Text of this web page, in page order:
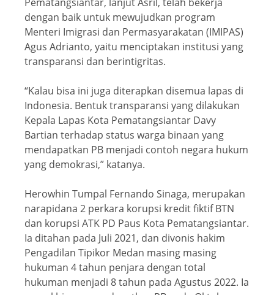
dengan baik untuk mewujudkan program
Menteri Imigrasi dan Permasyarakatan (IMIPAS)
Agus Adrianto, yaitu menciptakan institusi yang
transparansi dan berintigritas.
“Kalau bisa ini juga diterapkan disemua lapas di
Indonesia. Bentuk transparansi yang dilakukan
Kepala Lapas Kota Pematangsiantar Davy
Bartian terhadap status warga binaan yang
mendapatkan PB menjadi contoh negara hukum
yang demokrasi,” katanya.
Herowhin Tumpal Fernando Sinaga, merupakan
narapidana 2 perkara korupsi kredit fiktif BTN
dan korupsi ATK PD Paus Kota Pematangsiantar.
Ia ditahan pada Juli 2021, dan divonis hakim
Pengadilan Tipikor Medan masing masing
hukuman 4 tahun penjara dengan total
hukuman menjadi 8 tahun pada Agustus 2022. Ia